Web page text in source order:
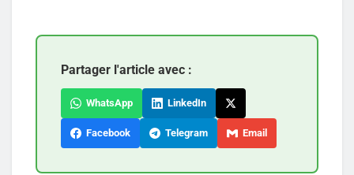
Partager l'article avec :
WhatsApp LinkedIn
Facebook Telegram Email